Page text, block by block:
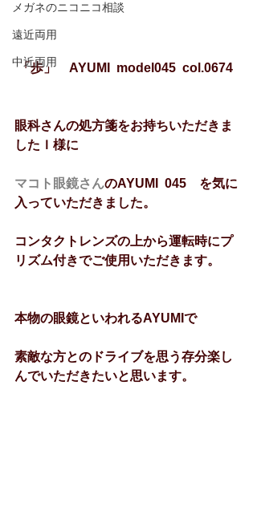
メガネのニコニコ相談
遠近両用
中近両用
「歩」　AYUMI  model045  col.0674
眼科さんの処方箋をお持ちいただきま
したＩ様に
マコト眼鏡さんのAYUMI  045　を気に
入っていただきました。
コンタクトレンズの上から運転時にプ
リズム付きでご使用いただきます。
本物の眼鏡といわれるAYUMIで
素敵な方とのドライブを思う存分楽し
んでいただきたいと思います。